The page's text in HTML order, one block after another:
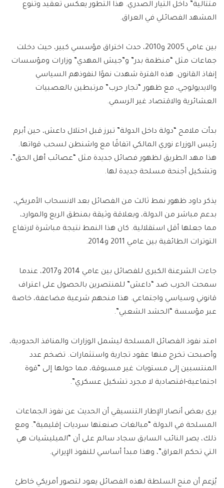
متتالية” داخل التيار الصدري. هذا التطور يعكس تعقيد وتنوع
المشهد الفصائلي في العراق.
بين عامي 2005 و2010، حدث اختراق مؤسسي كبير، حيث دخلت
جماعات مثل “منظمة بدر” و”جيش المهدي” وزارات ومؤسسات
إنفاذ القانون. هذه الفترة شهدت نموًا لنفوذهم السياسي
والايديولوجي، مع ظهور “تجار حرب” مرتبطين بالعصبيات
العشائرية والاقتصاد غير الرسمي.
بدأت ملامح “دولة داخل الدولة” تبرز قبل احتلال داعش، حين أبرم
رئيس الوزراء نوري المالكي اتفاقًا مع واشنطن لسحب قواتها.
هذا مهد الطريق لظهور فصائل جديدة مثل “عصائب أهل الحق”،
وتشكيل أجنحة مسلحة جديدة لها.
يذكر داود ظهور نمط ثالث من الفصائل بعد الانسحاب الأمريكي،
بدعم مباشر من الدولة، وبعلاقة وثيقة بمنطق الريع والموارد،
مما جعلها أقل استقلالية. كان هذا النمط نتيجة مباشرة لارتفاع
التوترات الطائفية بين عامي 2011 و2014.
جاءت الشرعنة الكبرى للفصائل بين عامي 2014 و2017، عندما
سمحت الحرب ضد “داعش” للمنتصرين بالحصول على اعتراف
قانوني وسياسي واجتماعي. هذا منحهم شرعية مضاعفة، خاصة
عبر مؤسسة “الحشد الشعبي”.
امتد نفوذ الفصائل المسلحة ليشمل الوزارات والمنافذ الحدودية،
وأصبحت تخرج منها عقود تجارية واستثمارات. تضخم عدد
المنتسبين إلى مستويات غير مسبوقة، مما حولها إلى “قوة
اجتماعية-اقتصادية لا مجرد تشكيل عسكري”.
يرى بعض أنصار الإطار التنسيقي أن الحديث عن نفوذ الجماعات
المسلحة في الدولة “مبالغات صنعتها سرديات إقليمية”. ومع
ذلك، يصر النائب السابق سجاد سالم على أن “الميليشيات هي
التي تحكم العراق”، وهذا مبدأ أساسي للنفوذ الإيراني.
يُزعم أن منح السلطة لهذه الفصائل يعود لتصور أمريكي خاطئ